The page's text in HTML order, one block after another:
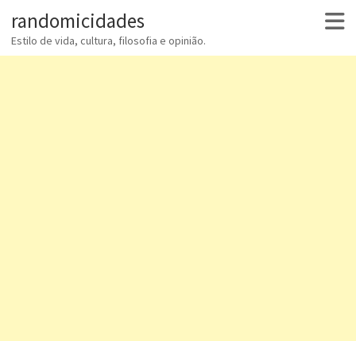
randomicidades
Estilo de vida, cultura, filosofia e opinião.